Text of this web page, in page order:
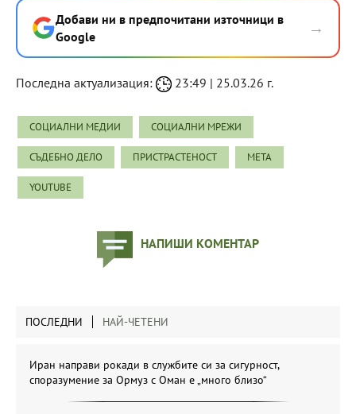
Добави ни в предпочитани източници в
Google
→
Последна актуализация: 23:49 | 25.03.26 г.
СОЦИАЛНИ МЕДИИ СОЦИАЛНИ МРЕЖИ
СЪДЕБНО ДЕЛО ПРИСТРАСТЕНОСТ META
YOUTUBE
НАПИШИ КОМЕНТАР
ПОСЛЕДНИ НАЙ-ЧЕТЕНИ
Иран направи рокади в службите си за сигурност,
споразумение за Ормуз с Оман е „много близо“